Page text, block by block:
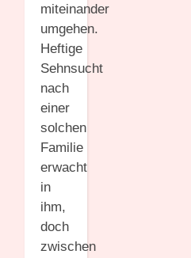
miteinander
umgehen.
Heftige
Sehnsucht
nach
einer
solchen
Familie
erwacht
in
ihm,
doch
zwischen